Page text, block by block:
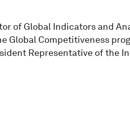
of Global Indicators and
Global Competitiveness
Representative of the